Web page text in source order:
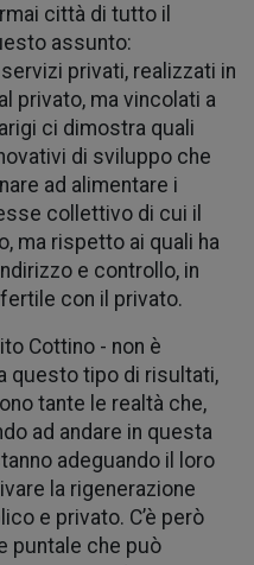
città di tutto il
assunto:
privati, realizzati in
privato, ma vincolati a
ci dimostra quali
di sviluppo che
ad alimentare i
collettivo di cui il
ma rispetto ai quali ha
e controllo, in
con il privato.
Cottino - non è
questo tipo di risultati,
tante le realtà che,
ad andare in questa
adeguando il loro
la rigenerazione
e privato. C’è però
puntale che può